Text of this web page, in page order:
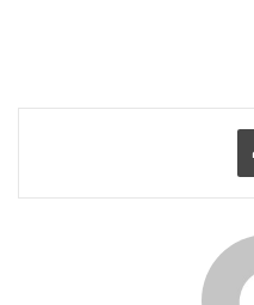
طباعة